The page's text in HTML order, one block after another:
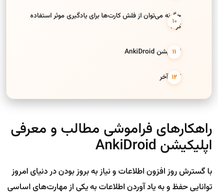
چگونه می‌توان از فلش کارت‌ها برای یادگیری موثر استفاده
کرد؟
اپلیکیشن AnkiDroid
کلام آخر
راهکار‌های فراموشی مطالب و معرفی
اپلیکیشن AnkiDroid
با گسترش روز افزون اطلاعات و نیاز به بروز بودن در دنیای امروز
توانایی حفظ و به یاد آوردن اطلاعات به یکی از مهارت‌های اساسی